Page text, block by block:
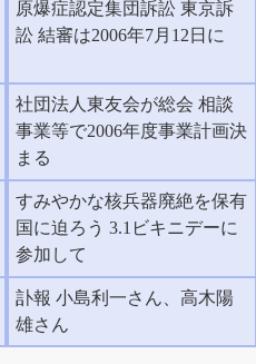
原爆症認定集団訴訟 東京訴
訟 結審は2006年7月12日に
社団法人東友会が総会 相談
事業等で2006年度事業計画決
まる
すみやかな核兵器廃絶を保有
国に迫ろう 3.1ビキニデーに
参加して
訃報 小島利一さん、高木陽
雄さん